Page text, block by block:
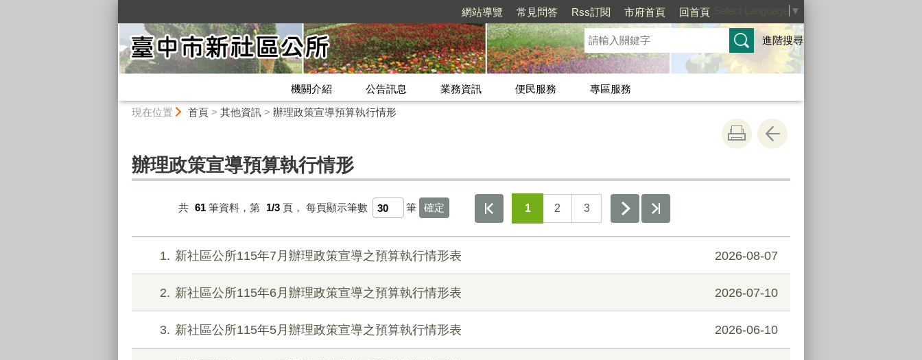
網站導覽 常見問答 Rss訂閱 市府首頁 回首頁 ▼
進階搜尋
機關介紹 公告訊息 業務資訊 便民服務
專區服務
現在位置 首頁> 其他資訊> 辦理政策宣導預算執行情形
辦理政策宣導預算執行情形
共 61 筆資料，第 1/3 頁， 每頁顯示筆數 筆 1 2 3
1 新社區公所115年7月辦理政策宣導之預算執行情形表 2026-08-07
2 新社區公所115年6月辦理政策宣導之預算執行情形表 2026-07-10
3 新社區公所115年5月辦理政策宣導之預算執行情形表 2026-06-10